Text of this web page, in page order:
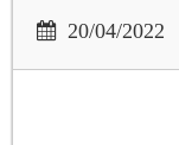
20/04/2022